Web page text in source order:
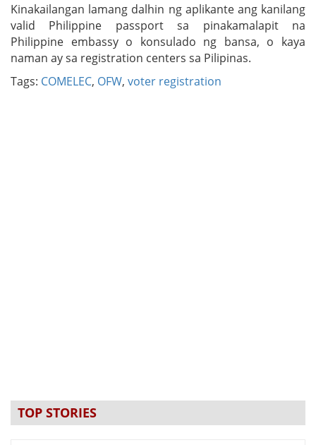
Kinakailangan lamang dalhin ng aplikante ang kanilang
valid Philippine passport sa pinakamalapit na
Philippine embassy o konsulado ng bansa, o kaya
naman ay sa registration centers sa Pilipinas.
Tags: COMELEC, OFW, voter registration
TOP STORIES